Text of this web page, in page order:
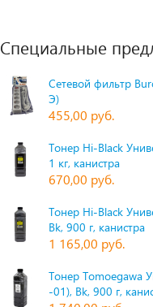
Специальные
Сетевой фильтр
Э)
455,00 руб.
Тонер Hi-Black
1 кг, канистра
670,00 руб.
Тонер Hi-Black
Bk, 900 г, канистра
1 165,00 руб.
Тонер Tomoegawa
-01), Bk, 900 г,